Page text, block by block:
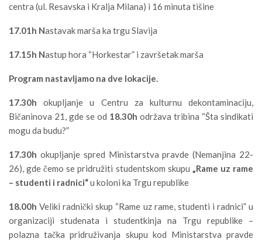
centra (ul. Resavska i Kralja Milana) i 16 minuta tišine
17.01h Nastavak marša ka trgu Slavija
17.15h Nastup hora “Horkestar” i završetak marša
Program nastavljamo na dve lokacije.
17.30h okupljanje u Centru za kulturnu dekontaminaciju,
Bičaninova 21, gde se od 18.30h održava tribina “Šta sindikati
mogu da budu?”
17.30h okupljanje spred Ministarstva pravde (Nemanjina 22-
26), gde čemo se pridružiti studentskom skupu „Rame uz rame
– studenti i radnici“u koloni ka Trgu republike
18.00hVeliki radnički skup “Rame uz rame, studenti i radnici” u
organizaciji studenata i studentkinja na Trgu republike –
polazna tačka pridruživanja skupu kod Ministarstva pravde